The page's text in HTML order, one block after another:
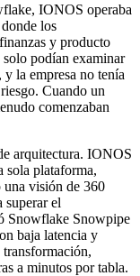
IONOS operaba
los
y producto
solo podían examinar
la empresa no tenía
Cuando un
comenzaban
arquitectura. IONOS
sola plataforma,
una visión de 360
superar el
Snowflake Snowpipe
baja latencia y
a minutos por tabla.